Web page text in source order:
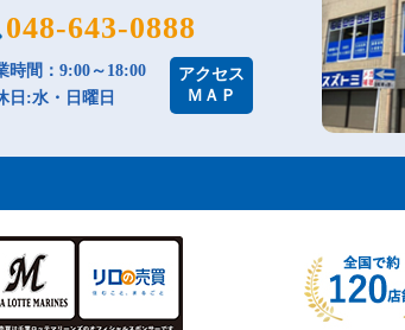
048-643-0888
時間：9:00～18:00
日:水・日曜日
アクセス
ＭＡＰ